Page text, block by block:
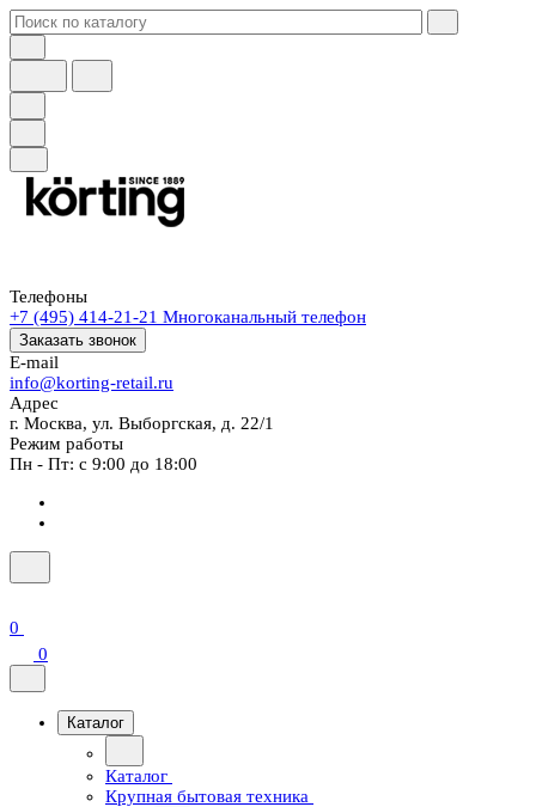
Телефоны
+7 (495) 414-21-21 Многоканальный телефон
Заказать звонок
E-mail
info@korting-retail.ru
Адрес
г. Москва, ул. Выборгская, д. 22/1
Режим работы
Пн - Пт: с 9:00 до 18:00
0
0
Каталог
Каталог
Крупная бытовая техника